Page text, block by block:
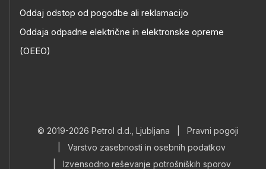
Oddaj odstop od pogodbe ali reklamacijo
Oddaja odpadne električne in elektronske opreme
(OEEO)
© 2019-2026 Petrol d.d., Ljubljana
Pravni pogoji
Varstvo zasebnosti in osebnih podatkov
Izvensodno reševanje potrošniških sporov